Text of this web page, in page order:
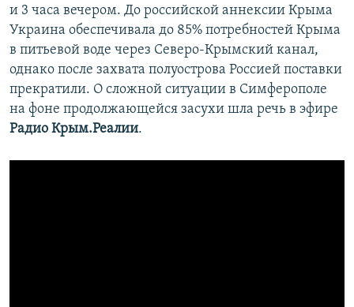
и 3 часа вечером. До российской аннексии Крыма
Украина обеспечивала до 85% потребностей Крыма
в питьевой воде через Северо-Крымский канал,
однако после захвата полуострова Россией поставки
прекратили. О сложной ситуации в Симферополе
на фоне продолжающейся засухи шла речь в эфире
Радио Крым.Реалии.